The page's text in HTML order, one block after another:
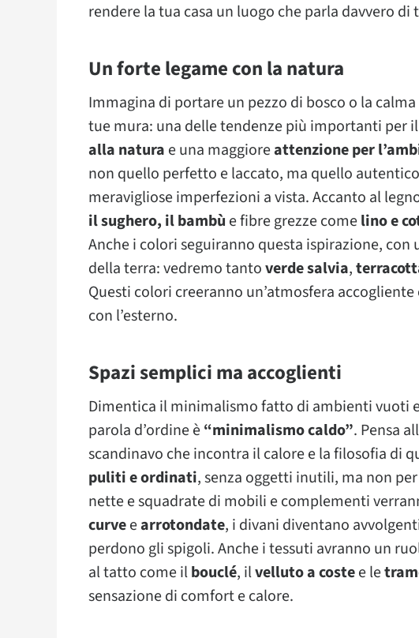
rendere la tua casa un luogo che parla davvero di
Un forte legame con la natura
Immagina di portare un pezzo di bosco o la
tue mura: una delle tendenze più importanti per
alla natura e una maggioreattenzione per
non quello perfetto e laccato, ma quello
meravigliose imperfezioni a vista. Accanto al
il sughero, il bambù e fibre grezze comelino e
Anche i colori seguiranno questa ispirazione,
della terra: vedremo tantoverde salvia,
Questi colori creeranno un’atmosfera
con l’esterno.
Spazi semplici ma accoglienti
Dimentica il minimalismo fatto di ambienti vuoti
parola d’ordine è“minimalismo caldo”. Pensa
scandinavo che incontra il calore e la filosofia di
puliti e ordinati, senza oggetti inutili, ma non
nette e squadrate di mobili e complementi
curveearrotondate, i divani diventano
perdono gli spigoli. Anche i tessuti avranno un
al tatto come ilbouclé, ilvelluto a costee le
sensazione di comfort e calore.